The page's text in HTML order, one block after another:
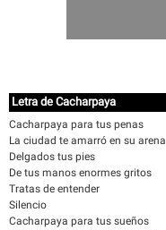
Letra de Cacharpaya
Cacharpaya para tus penas
La ciudad te amarró en su arena
Delgados tus pies
De tus manos enormes gritos
Tratas de entender
Silencio
Cacharpaya para tus sueños